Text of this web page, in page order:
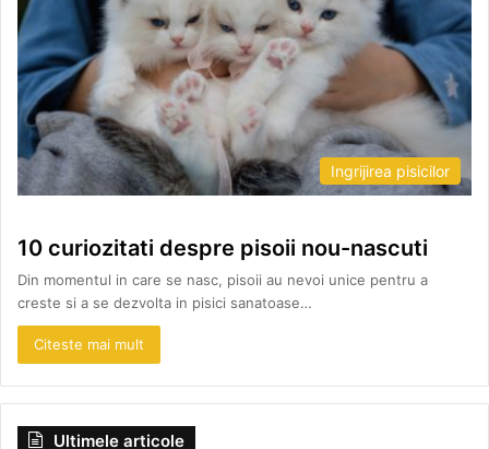
Ingrijirea pisicilor
10 curiozitati despre pisoii nou-nascuti
Din momentul in care se nasc, pisoii au nevoi unice pentru a
creste si a se dezvolta in pisici sanatoase…
Citeste mai mult
Ultimele articole